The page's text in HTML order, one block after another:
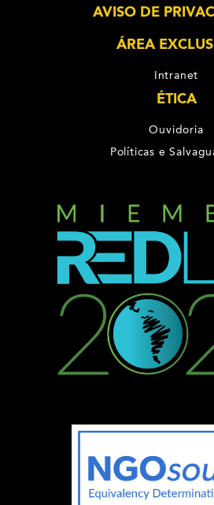
AVISO DE
ÁREA
Intranet
ÉTICA
Ouvidoria
Políticas e